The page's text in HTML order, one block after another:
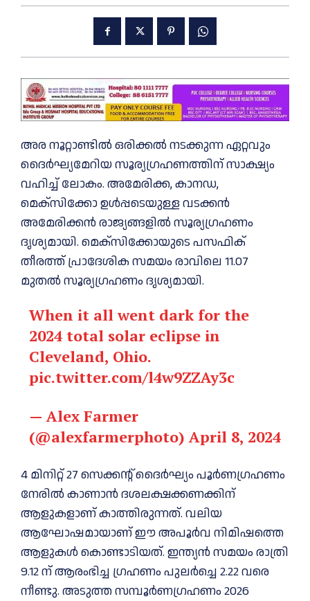
അര നൂറ്റാണ്ടില്‍ ഒരിക്കല്‍ നടക്കുന്ന ഏറ്റവും
ദൈര്‍ഘ്യമേറിയ സൂര്യഗ്രഹണത്തിന് സാക്ഷ്യം
വഹിച്ച്‌ ലോകം. അമേരിക്ക, കാനഡ,
മെക്സിക്കോ ഉള്‍പ്പടെയുള്ള വടക്കൻ
അമേരിക്കന്‍ രാജ്യങ്ങളില്‍ സൂര്യഗ്രഹണം
ദൃശ്യമായി. മെക്സിക്കോയുടെ പസഫിക്
തീരത്ത് പ്രാദേശിക സമയം രാവിലെ 11.07
മുതല്‍ സൂര്യഗ്രഹണം ദൃശ്യമായി.
When it all went dark for the
2024 total solar eclipse in
Cleveland, Ohio.
pic.twitter.com/l4w9ZZAy3c
— Alex Farmer
(@alexfarmerphoto)April 8, 2024
4 മിനിറ്റ് 27 സെക്കന്റ് ദൈർഘ്യം പൂർണഗ്രഹണം
നേരില്‍ കാണാൻ ദശലക്ഷക്കണക്കിന്
ആളുകളാണ് കാത്തിരുന്നത്. വലിയ
ആഘോഷമായാണ് ഈ അപൂർവ നിമിഷത്തെ
ആളുകള്‍ കൊണ്ടാടിയത്. ഇന്ത്യന്‍ സമയം രാത്രി
9.12 ന് ആരംഭിച്ച ഗ്രഹണം പുലർച്ചെ 2.22 വരെ
നീണ്ടു. അടുത്ത സമ്പൂര്‍ണഗ്രഹണം 2026